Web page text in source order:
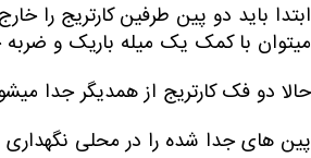
ابتدا باید دو پین طرفین کارتریج را
میتوان با کمک یک میله باریک و
حالا دو فک کارتریج از همدیگر جدا
پین های جدا شده را در محلی نگهداری